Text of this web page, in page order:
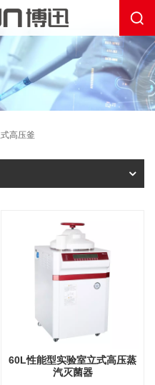
高压釜
60L性能型实验室立式高压蒸
汽灭菌器